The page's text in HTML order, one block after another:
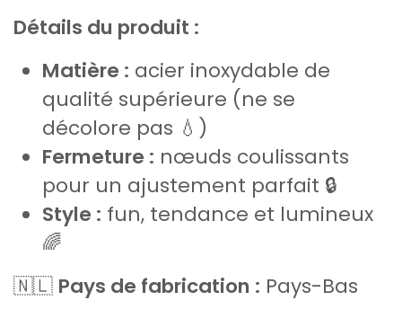
Détails du produit :
Matière : acier inoxydable de
qualité supérieure (ne se
décolore pas 💧)
Fermeture : nœuds coulissants
pour un ajustement parfait 🔒
Style : fun, tendance et lumineux
🌈
🇳🇱 Pays de fabrication : Pays-Bas